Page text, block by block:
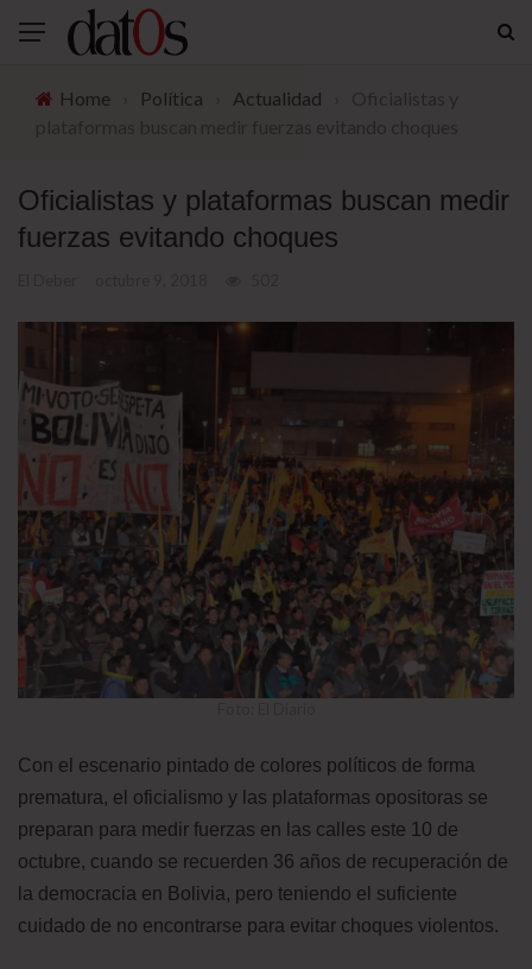
Home Política Actualidad
Oficialistas y plataformas buscan medir
fuerzas evitando choques
Con el escenario pintado de colores políticos de forma
prematura, el oficialismo y las plataformas opositoras se
preparan para medir fuerzas en las calles este 10 de
octubre, cuando se recuerden 36 años de recuperación de
la democracia en Bolivia, pero teniendo el suficiente
cuidado de no encontrarse para evitar choques violentos.